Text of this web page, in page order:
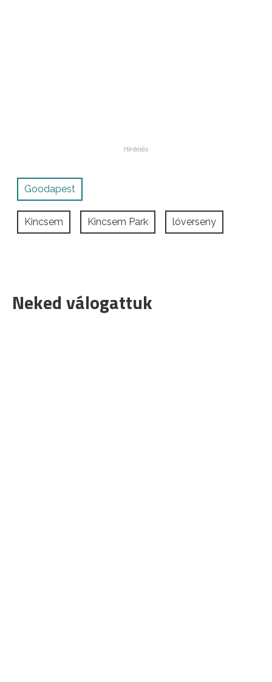
Goodapest
Kincsem Kincsem Park lóverseny
Neked válogattuk